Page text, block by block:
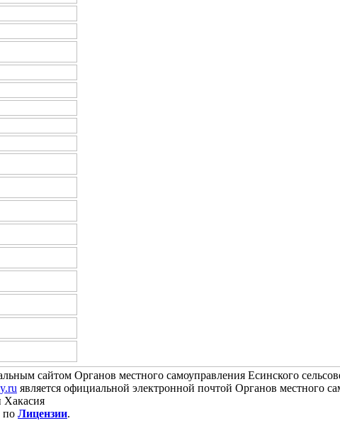
сайтом Органов местного самоуправления Есинского
является официальной электронной почтой Органов местного
Хакасия
по Лицензии.